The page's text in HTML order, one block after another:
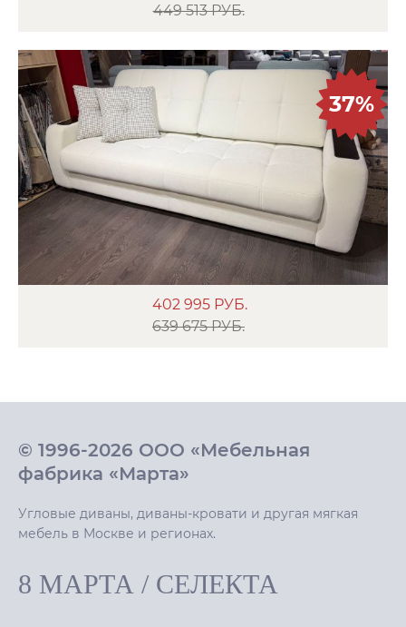
449 513 РУБ.
402 995 РУБ.
639 675 РУБ.
37%
© 1996-2026 ООО «Мебельная
фабрика «Марта»
Угловые диваны, диваны-кровати и другая мягкая
мебель в Москве и регионах.
8 МАРТА / СЕЛЕКТА